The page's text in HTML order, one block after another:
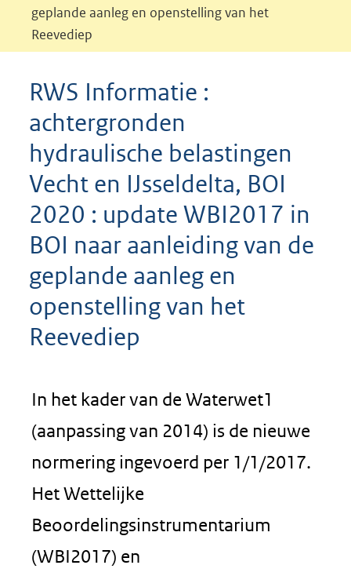
geplande aanleg en openstelling van het
Reevediep
RWS Informatie :
achtergronden
hydraulische belastingen
Vecht en IJsseldelta, BOI
2020 : update WBI2017 in
BOI naar aanleiding van de
geplande aanleg en
openstelling van het
Reevediep
In het kader van de Waterwet1
(aanpassing van 2014) is de nieuwe
normering ingevoerd per 1/1/2017.
Het Wettelijke
Beoordelingsinstrumentarium
(WBI2017) en